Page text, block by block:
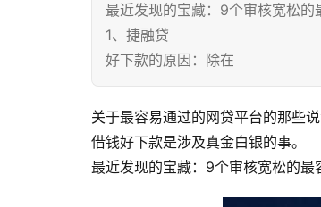
最近发现的宝藏：9个审核宽松
1、捷融贷
好下款的原因：除在
关于最容易通过的网贷平台的那些
借钱好下款是涉及真金白银的事。
最近发现的宝藏：9个审核宽松的最